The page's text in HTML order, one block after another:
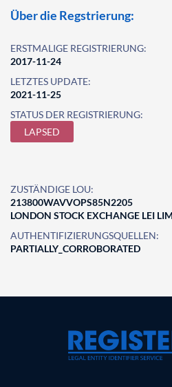
Über die Regstrierung:
ERSTMALIGE REGISTRIERUNG:
2017-11-24
LETZTES UPDATE:
2021-11-25
STATUS DER REGISTRIERUNG:
LAPSED
ZUSTÄNDIGE LOU:
213800WAVVOPS85N2205
LONDON STOCK EXCHANGE LEI
AUTHENTIFIZIERUNGSQUELLEN:
PARTIALLY_CORROBORATED